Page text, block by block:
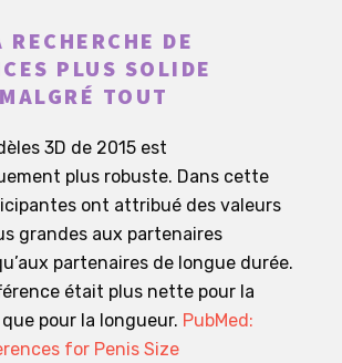
DE
PLUS SOLIDE
TOUT
3D de 2015 est
plus robuste. Dans cette
ont attribué des valeurs
grandes aux partenaires
partenaires de longue durée.
était plus nette pour la
pour la longueur. PubMed:
for Penis Size